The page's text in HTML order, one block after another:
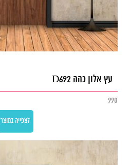
עץ אלון כהה D692
990
לצפייה במוצר